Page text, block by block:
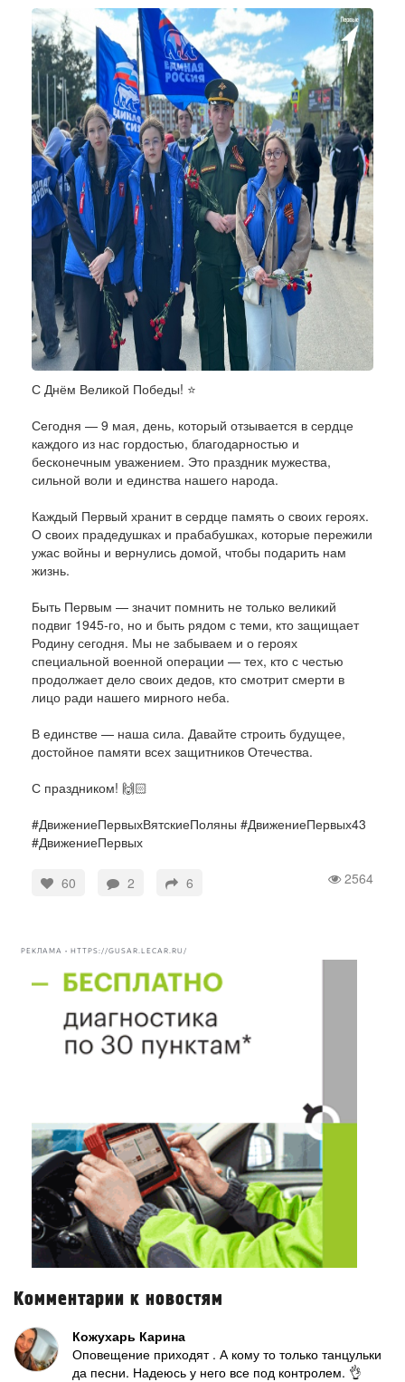
С Днём Великой Победы! ⭐️
Сегодня — 9 мая, день, который отзывается в сердце
каждого из нас гордостью, благодарностью и
бесконечным уважением. Это праздник мужества,
сильной воли и единства нашего народа.
Каждый Первый хранит в сердце память о своих героях.
О своих прадедушках и прабабушках, которые пережили
ужас войны и вернулись домой, чтобы подарить нам
жизнь.
Быть Первым — значит помнить не только великий
подвиг 1945-го, но и быть рядом с теми, кто защищает
Родину сегодня. Мы не забываем и о героях
специальной военной операции — тех, кто с честью
продолжает дело своих дедов, кто смотрит смерти в
лицо ради нашего мирного неба.
В единстве — наша сила. Давайте строить будущее,
достойное памяти всех защитников Отечества.
С праздником! 🙌🏻
#ДвижениеПервыхВятскиеПоляны #ДвижениеПервых43
#ДвижениеПервых
2564
60 2 6
РЕКЛАМА • HTTPS://GUSAR.LECAR.RU/
Комментарии к новостям
Кожухарь Карина
Оповещение приходят . А кому то только танцульки
да песни. Надеюсь у него все под контролем. 👌